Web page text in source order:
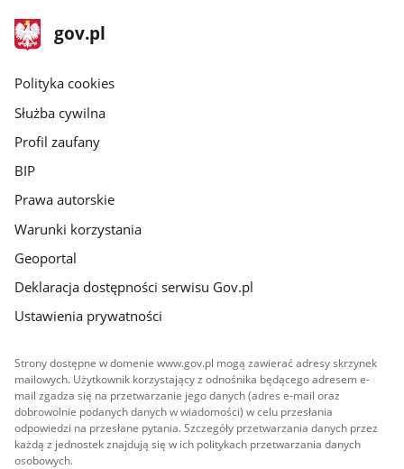
stopka
gov.pl
Strona
gov.pl
gov.pl
Polityka cookies
Służba cywilna
Profil zaufany
BIP
Prawa autorskie
Warunki korzystania
Geoportal
Deklaracja dostępności serwisu Gov.pl
Ustawienia prywatności
Strony dostępne w domenie www.gov.pl mogą zawierać adresy skrzynek
mailowych. Użytkownik korzystający z odnośnika będącego adresem e-
mail zgadza się na przetwarzanie jego danych (adres e-mail oraz
dobrowolnie podanych danych w wiadomości) w celu przesłania
odpowiedzi na przesłane pytania. Szczegóły przetwarzania danych przez
każdą z jednostek znajdują się w ich politykach przetwarzania danych
osobowych.